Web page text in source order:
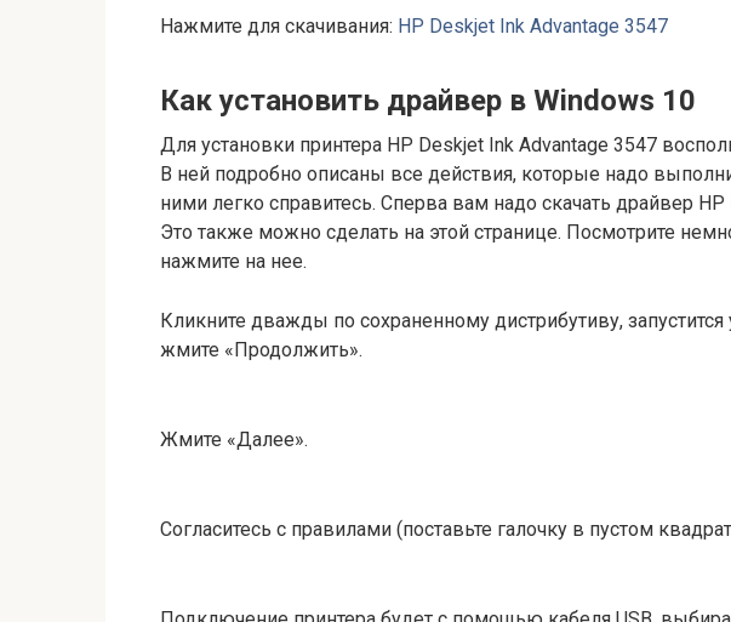
Нажмите для скачивания: HP Deskjet Ink Advantage 3547
Как установить драйвер в Windows 10
Для установки принтера HP Deskjet Ink Advantage 3547
В ней подробно описаны все действия, которые надо
ними легко справитесь. Сперва вам надо скачать драйвер
Это также можно сделать на этой странице. Посмотрите
нажмите на нее.
Кликните дважды по сохраненному дистрибутиву,
жмите «Продолжить».
Жмите «Далее».
Согласитесь с правилами (поставьте галочку в пустом